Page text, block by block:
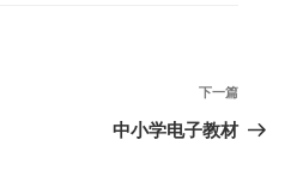
下
一
下一篇
中小学电子教材